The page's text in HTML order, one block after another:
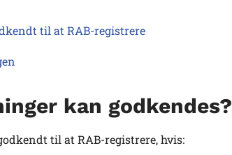
til at RAB-registrere
kan godkendes?
til at RAB-registrere, hvis: